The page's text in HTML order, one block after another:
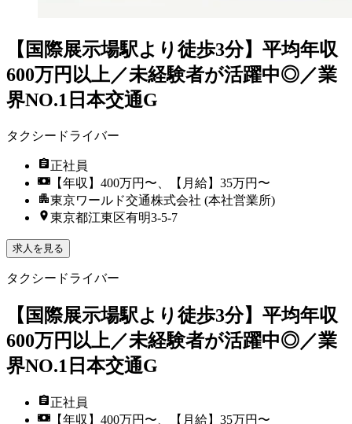
【国際展示場駅より徒歩3分】平均年収
600万円以上／未経験者が活躍中◎／業
界NO.1日本交通G
タクシードライバー
正社員
【年収】400万円〜、【月給】35万円〜
東京ワールド交通株式会社 (本社営業所)
東京都江東区有明3-5-7
求人を見る
タクシードライバー
【国際展示場駅より徒歩3分】平均年収
600万円以上／未経験者が活躍中◎／業
界NO.1日本交通G
正社員
【年収】400万円〜、【月給】35万円〜